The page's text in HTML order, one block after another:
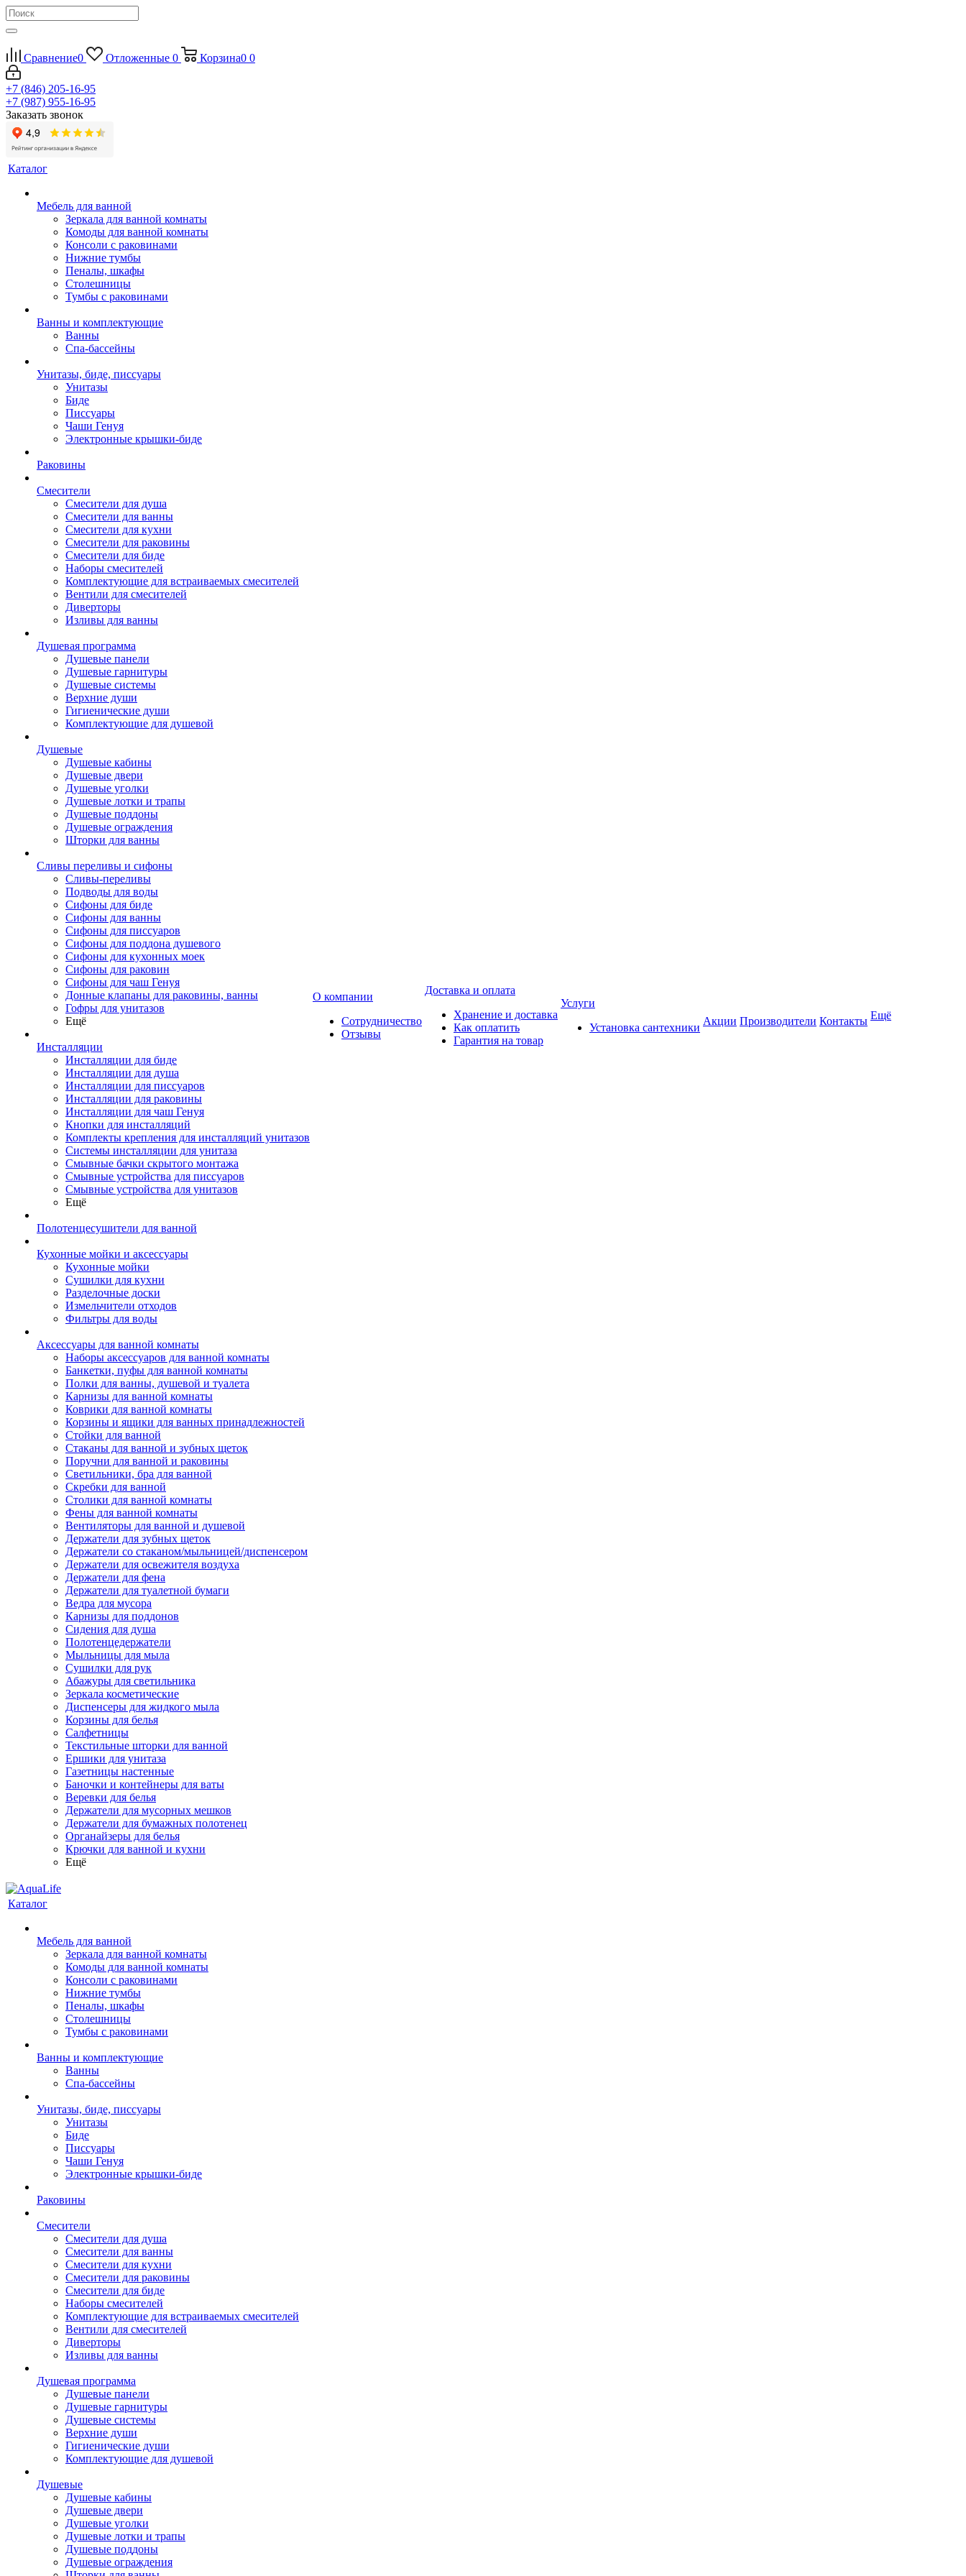
Сравнение0 Отложенные 0 Корзина0 0
+7 (846) 205-16-95
+7 (987) 955-16-95
Заказать звонок
Каталог
Мебель для ванной
Зеркала для ванной комнаты
Комоды для ванной комнаты
Консоли с раковинами
Нижние тумбы
Пеналы, шкафы
Столешницы
Тумбы с раковинами
Ванны и комплектующие
Ванны
Спа-бассейны
Унитазы, биде, писсуары
Унитазы
Биде
Писсуары
Чаши Генуя
Электронные крышки-биде
Раковины
Смесители
Смесители для душа
Смесители для ванны
Смесители для кухни
Смесители для раковины
Смесители для биде
Наборы смесителей
Комплектующие для встраиваемых смесителей
Вентили для смесителей
Диверторы
Изливы для ванны
Душевая программа
Душевые панели
Душевые гарнитуры
Душевые системы
Верхние души
Гигиенические души
Комплектующие для душевой
Душевые
Душевые кабины
Душевые двери
Душевые уголки
Душевые лотки и трапы
Душевые поддоны
Душевые ограждения
Шторки для ванны
Сливы переливы и сифоны
Сливы-переливы
Подводы для воды
Сифоны для биде
Сифоны для ванны
Сифоны для писсуаров
Сифоны для поддона душевого
Сифоны для кухонных моек
Сифоны для раковин
Сифоны для чаш Генуя
Донные клапаны для раковины, ванны
Гофры для унитазов
Ещё
Инсталляции
Инсталляции для биде
Инсталляции для душа
Инсталляции для писсуаров
Инсталляции для раковины
Инсталляции для чаш Генуя
Кнопки для инсталляций
Комплекты крепления для инсталляций унитазов
Системы инсталляции для унитаза
Смывные бачки скрытого монтажа
Смывные устройства для писсуаров
Смывные устройства для унитазов
Ещё
Полотенцесушители для ванной
Кухонные мойки и аксессуары
Кухонные мойки
Сушилки для кухни
Разделочные доски
Измельчители отходов
Фильтры для воды
Аксессуары для ванной комнаты
Наборы аксессуаров для ванной комнаты
Банкетки, пуфы для ванной комнаты
Полки для ванны, душевой и туалета
Карнизы для ванной комнаты
Коврики для ванной комнаты
Корзины и ящики для ванных принадлежностей
Стойки для ванной
Стаканы для ванной и зубных щеток
Поручни для ванной и раковины
Светильники, бра для ванной
Скребки для ванной
Столики для ванной комнаты
Фены для ванной комнаты
Вентиляторы для ванной и душевой
Держатели для зубных щеток
Держатели со стаканом/мыльницей/диспенсером
Держатели для освежителя воздуха
Держатели для фена
Держатели для туалетной бумаги
Ведра для мусора
Карнизы для поддонов
Сидения для душа
Полотенцедержатели
Мыльницы для мыла
Сушилки для рук
Абажуры для светильника
Зеркала косметические
Диспенсеры для жидкого мыла
Корзины для белья
Салфетницы
Текстильные шторки для ванной
Ершики для унитаза
Газетницы настенные
Баночки и контейнеры для ваты
Веревки для белья
Держатели для мусорных мешков
Держатели для бумажных полотенец
Органайзеры для белья
Крючки для ванной и кухни
Ещё
О компании
Сотрудничество
Отзывы
Доставка и оплата
Хранение и доставка
Как оплатить
Гарантия на товар
Услуги
Установка сантехники
Акции Производители Контакты Ещё
Каталог
Мебель для ванной
Зеркала для ванной комнаты
Комоды для ванной комнаты
Консоли с раковинами
Нижние тумбы
Пеналы, шкафы
Столешницы
Тумбы с раковинами
Ванны и комплектующие
Ванны
Спа-бассейны
Унитазы, биде, писсуары
Унитазы
Биде
Писсуары
Чаши Генуя
Электронные крышки-биде
Раковины
Смесители
Смесители для душа
Смесители для ванны
Смесители для кухни
Смесители для раковины
Смесители для биде
Наборы смесителей
Комплектующие для встраиваемых смесителей
Вентили для смесителей
Диверторы
Изливы для ванны
Душевая программа
Душевые панели
Душевые гарнитуры
Душевые системы
Верхние души
Гигиенические души
Комплектующие для душевой
Душевые
Душевые кабины
Душевые двери
Душевые уголки
Душевые лотки и трапы
Душевые поддоны
Душевые ограждения